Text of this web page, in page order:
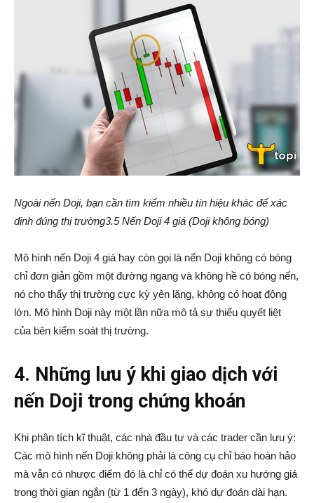
Ngoài nến Doji, bạn cần tìm kiếm nhiều tín hiệu khác để xác
định đúng thị trường3.5 Nến Doji 4 giá (Doji không bóng)
Mô hình nến Doji 4 giá hay còn gọi là nến Doji không có bóng
chỉ đơn giản gồm một đường ngang và không hề có bóng nến,
nó cho thấy thị trường cực kỳ yên lặng, không có hoạt động
lớn. Mô hình Doji này một lần nữa mô tả sự thiếu quyết liệt
của bên kiểm soát thị trường.
4. Những lưu ý khi giao dịch với
nến Doji trong chứng khoán
Khi phân tích kĩ thuật, các nhà đầu tư và các trader cần lưu ý:
Các mô hình nến Doji không phải là công cụ chỉ báo hoàn hảo
mà vẫn có nhược điểm đó là chỉ có thể dự đoán xu hướng giá
trong thời gian ngắn (từ 1 đến 3 ngày), khó dự đoán dài hạn.